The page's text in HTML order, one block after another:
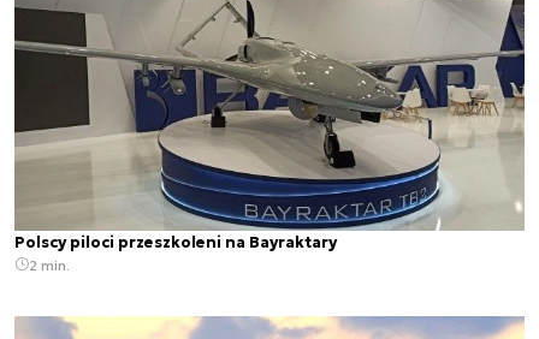
Polscy piloci przeszkoleni na Bayraktary
2 min.